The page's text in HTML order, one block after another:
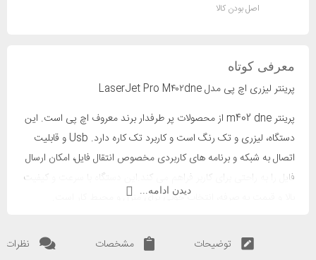
اصل بودن کالا
معرفی کوتاه
پرینتر لیزری اچ پی مدل LaserJet Pro M۴۰۲dne
پرینتر m402 dne از محصولات پر طرفدار برند معروف اچ پی است. این
دستگاه، لیزری و تک رنگ است و کاربرد تک کاره دارد. Usb و قابلیت
اتصال به شبکه و برنامه های کاربردی مخصوص انتقال فایل، امکان ارسال
فایل را به راحتی برای کاربر فراهم می کند.این دستگاه با سرعت و کیفیت
بالا و قیمت به صرفه، انتخاب خوبی برای منزل و محیط کار است.
دیدن ادامه...
توضیحات مشخصات نظرات